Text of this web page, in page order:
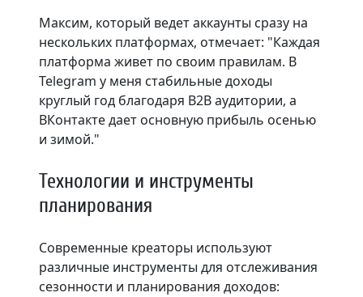
Максим, который ведет аккаунты сразу на
нескольких платформах, отмечает: "Каждая
платформа живет по своим правилам. В
Telegram у меня стабильные доходы
круглый год благодаря B2B аудитории, а
ВКонтакте дает основную прибыль осенью
и зимой."
Технологии и инструменты
планирования
Современные креаторы используют
различные инструменты для отслеживания
сезонности и планирования доходов: